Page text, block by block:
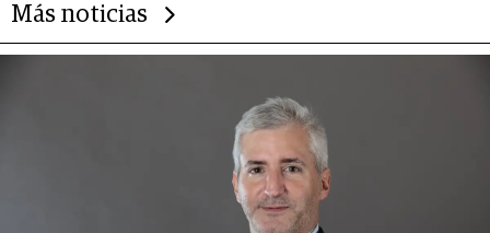
Más noticias